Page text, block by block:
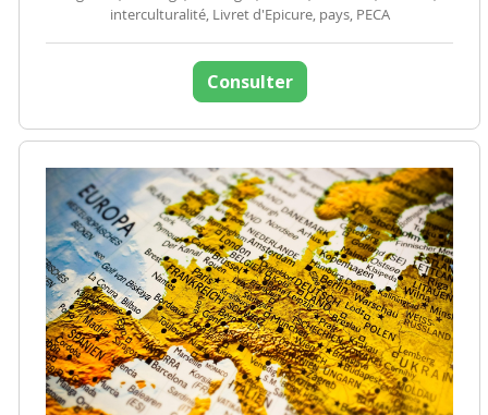
interculturalité, Livret d'Epicure, pays, PECA
Consulter